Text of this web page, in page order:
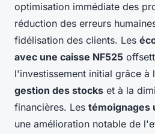
optimisation immédiate des
réduction des erreurs
fidélisation des clients. Les
avec une caisse NF525
l'investissement initial grâce à
gestion des stocks et à la
financières. Les témoignages
une amélioration notable de